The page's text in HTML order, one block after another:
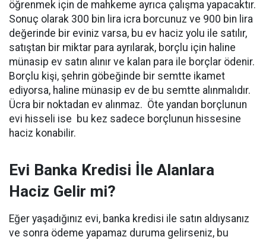
öğrenmek için de mahkeme ayrıca çalışma yapacaktır.
Sonuç olarak 300 bin lira icra borcunuz ve 900 bin lira
değerinde bir eviniz varsa, bu ev haciz yolu ile satılır,
satıştan bir miktar para ayrılarak, borçlu için haline
münasip ev satın alınır ve kalan para ile borçlar ödenir.
Borçlu kişi, şehrin göbeğinde bir semtte ikamet
ediyorsa, haline münasip ev de bu semtte alınmalıdır.
Ücra bir noktadan ev alınmaz. Öte yandan borçlunun
evi hisseli ise bu kez sadece borçlunun hissesine
haciz konabilir.
Evi Banka Kredisi İle Alanlara
Haciz Gelir mi?
Eğer yaşadığınız evi, banka kredisi ile satın aldıysanız
ve sonra ödeme yapamaz duruma gelirseniz, bu